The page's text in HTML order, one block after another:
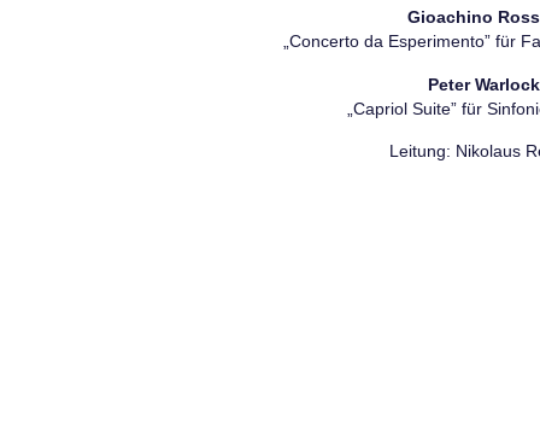
Gioachino
„Concerto da Esperimento” für
Peter Warlock
„Capriol Suite” für
Leitung: Nikolaus